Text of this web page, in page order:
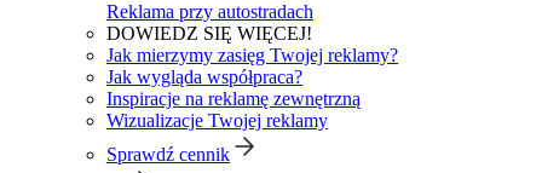
Reklama przy autostradach
DOWIEDZ SIĘ WIĘCEJ!
Jak mierzymy zasięg Twojej reklamy?
Jak wygląda współpraca?
Inspiracje na reklamę zewnętrzną
Wizualizacje Twojej reklamy
Sprawdź cennik